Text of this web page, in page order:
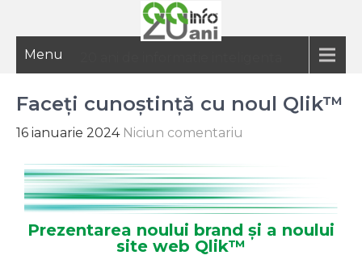
Menu
Faceți cunoștință cu noul Qlik™
16 ianuarie 2024 Niciun comentariu
Prezentarea noului brand și a noului
site web Qlik™